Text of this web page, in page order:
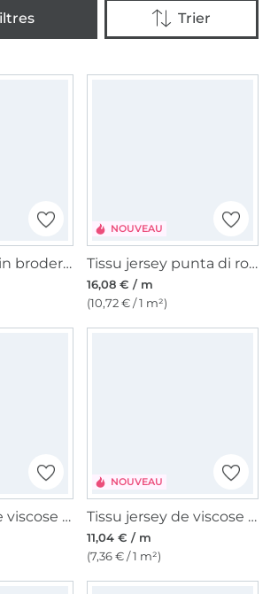
Tissu viscose lin broderie à pois Midnight Blossom, noir
NOUVEAU
Tissu jersey punta di roma romanite Graphic Flow, bordeaux
16,08 € / m
(10,72 € / 1 m²)
Tissu jersey de viscose Polka Dots, noir
NOUVEAU
Tissu jersey de viscose Polka Dots, marron
11,04 € / m
(7,36 € / 1 m²)